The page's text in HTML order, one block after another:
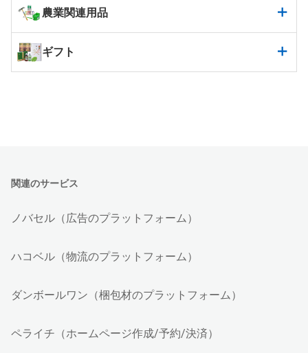
農業関連用品
ギフト
関連のサービス
ノバセル（広告のプラットフォーム）
ハコベル（物流のプラットフォーム）
ダンボールワン（梱包材のプラットフォーム）
ペライチ（ホームページ作成/予約/決済）